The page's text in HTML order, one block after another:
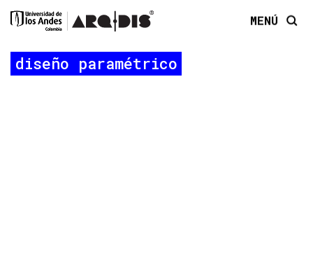
MENÚ
diseño paramétrico